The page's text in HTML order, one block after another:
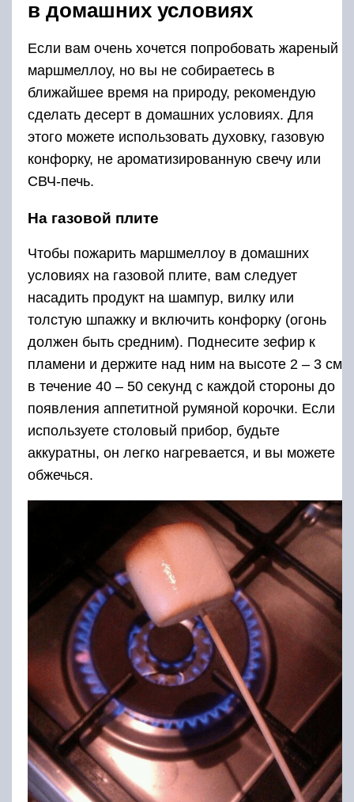
в домашних условиях
Если вам очень хочется попробовать жареный
маршмеллоу, но вы не собираетесь в
ближайшее время на природу, рекомендую
сделать десерт в домашних условиях. Для
этого можете использовать духовку, газовую
конфорку, не ароматизированную свечу или
СВЧ-печь.
На газовой плите
Чтобы пожарить маршмеллоу в домашних
условиях на газовой плите, вам следует
насадить продукт на шампур, вилку или
толстую шпажку и включить конфорку (огонь
должен быть средним). Поднесите зефир к
пламени и держите над ним на высоте 2 – 3 см
в течение 40 – 50 секунд с каждой стороны до
появления аппетитной румяной корочки. Если
используете столовый прибор, будьте
аккуратны, он легко нагревается, и вы можете
обжечься.